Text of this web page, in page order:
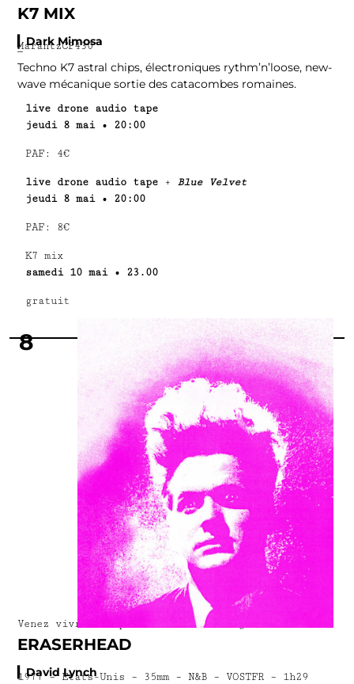
K7 MIX
▎Dark Mimosa
MarantzCP430
–
Techno K7 astral chips, électroniques rythm’n’loose, new-
wave mécanique sortie des catacombes romaines.
live drone audio tape
jeudi 8 mai • 20:00
PAF: 4€
live drone audio tape + Blue Velvet
jeudi 8 mai • 20:00
PAF: 8€
K7 mix
samedi 10 mai • 23.00
gratuit
8
Venez vivre l’expérience d’un midnight movie*
ERASERHEAD
▎David Lynch
1977 – États-Unis – 35mm – N&B – VOSTFR – 1h29